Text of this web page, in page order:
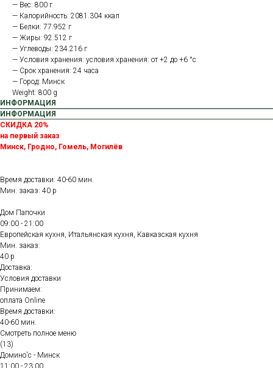
— Вес: 800 г
— Калорийность: 2081.304 ккал
— Белки: 77.952 г
— Жиры: 92.512 г
— Углеводы: 234.216 г
— Условия хранения: условия хранения: от +2 до +6 °с
— Срок хранения: 24 часа
— Город: Минск
Weight: 800 g
ИНФОРМАЦИЯ
ИНФОРМАЦИЯ
СКИДКА 20%
на первый заказ
Минск, Гродно, Гомель, Могилёв
Время доставки: 40-60 мин.
Мин. заказ: 40 р
Дом Папочки
09:00 - 21:00
Европейская кухня, Итальянская кухня, Кавказская кухня
Мин. заказ:
40 р
Доставка:
Условия доставки
Принимаем:
оплата Online
Время доставки:
40-60 мин.
Смотреть полное меню
(13)
Домино'с - Минск